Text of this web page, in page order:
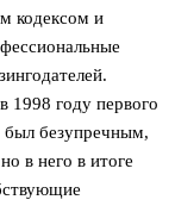
кодексом и
1998 году первого
безупречным,
в него в итоге